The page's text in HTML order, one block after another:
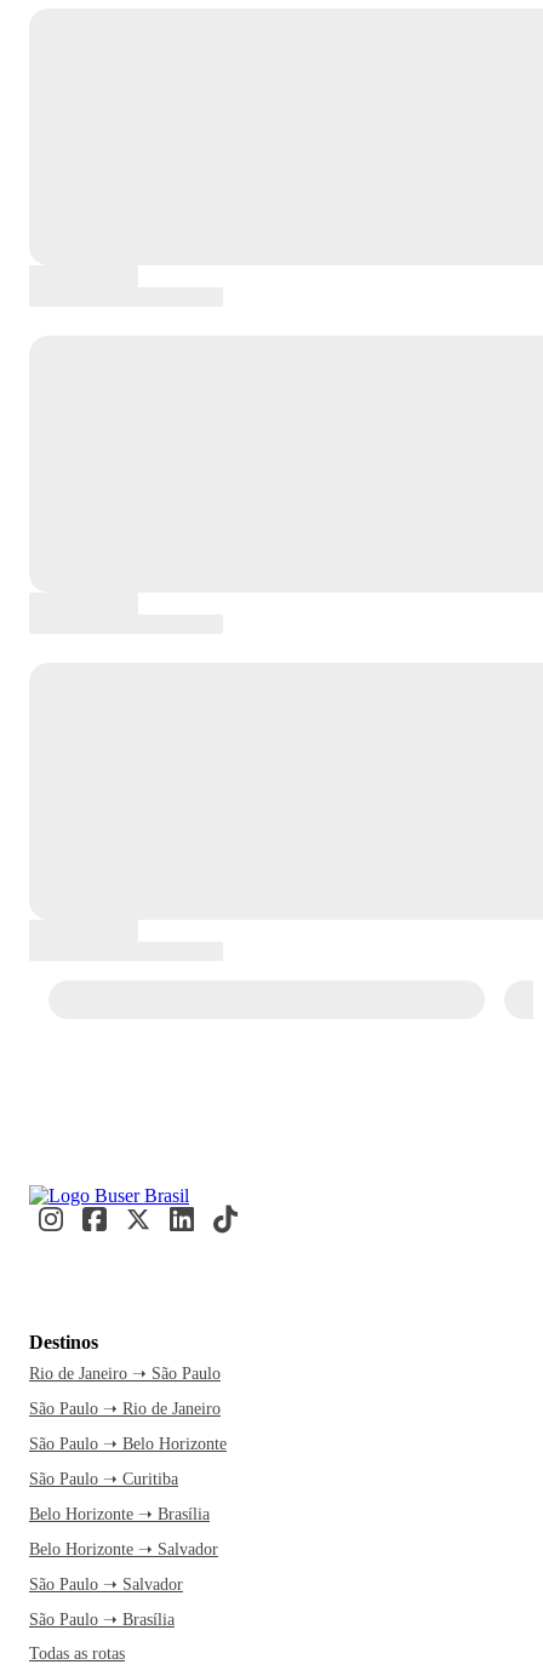
Destinos
Rio de Janeiro ➝ São Paulo
São Paulo ➝ Rio de Janeiro
São Paulo ➝ Belo Horizonte
São Paulo ➝ Curitiba
Belo Horizonte ➝ Brasília
Belo Horizonte ➝ Salvador
São Paulo ➝ Salvador
São Paulo ➝ Brasília
Todas as rotas